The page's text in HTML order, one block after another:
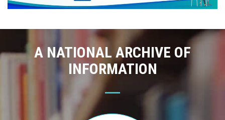
A NATIONAL ARCHIVE OF
INFORMATION